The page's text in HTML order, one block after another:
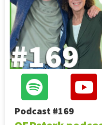
Podcast #169